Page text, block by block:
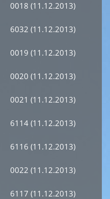
0018 (11.12.2013)
6032 (11.12.2013)
0019 (11.12.2013)
0020 (11.12.2013)
0021 (11.12.2013)
6114 (11.12.2013)
6116 (11.12.2013)
0022 (11.12.2013)
6117 (11.12.2013)